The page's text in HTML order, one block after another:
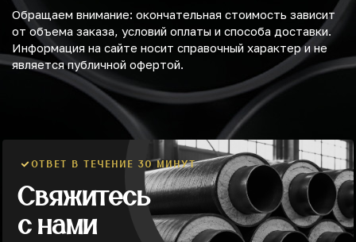
Обращаем внимание: окончательная стоимость зависит
от объема заказа, условий оплаты и способа доставки.
Информация на сайте носит справочный характер и не
является публичной офертой.
ОТВЕТ В ТЕЧЕНИЕ 30 МИНУТ
Свяжитесь
с нами